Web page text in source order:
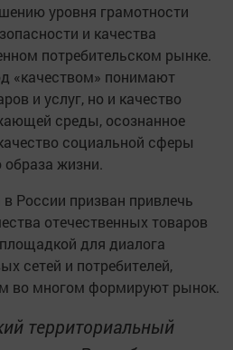
уровня грамотности
и качества
потребительском рынке.
«качеством» понимают
и услуг, но и качество
среды, осознанное
социальной сферы
образа жизни.
России призван привлечь
отечественных товаров
для диалога
сетей и потребителей,
во многом формируют рынок.
территориальный